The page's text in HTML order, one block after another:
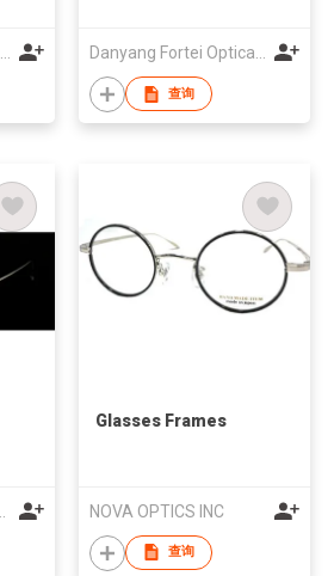
Danyang Fortei Optical Glasses Co., Ltd. Danyang Fortei Optical Glasses Co., Ltd.
查询
Glasses Frames
NOVA OPTICS INC
查询